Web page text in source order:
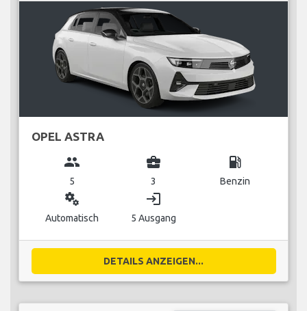
OPEL ASTRA
group
5
business_center
3
local_gas_station
Benzin
miscellaneous_services
Automatisch
login
5 Ausgang
DETAILS ANZEIGEN...